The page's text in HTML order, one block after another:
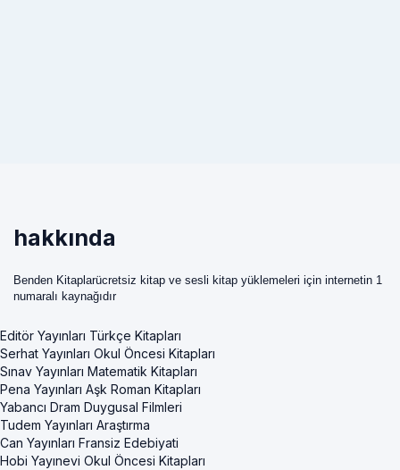
hakkında
Benden Kitaplarücretsiz kitap ve sesli kitap yüklemeleri için internetin 1
numaralı kaynağıdır
Editör Yayınları Türkçe Kitapları
Serhat Yayınları Okul Öncesi Kitapları
Sınav Yayınları Matematik Kitapları
Pena Yayınları Aşk Roman Kitapları
Yabancı Dram Duygusal Filmleri
Tudem Yayınları Araştırma
Can Yayınları Fransiz Edebiyati
Hobi Yayınevi Okul Öncesi Kitapları